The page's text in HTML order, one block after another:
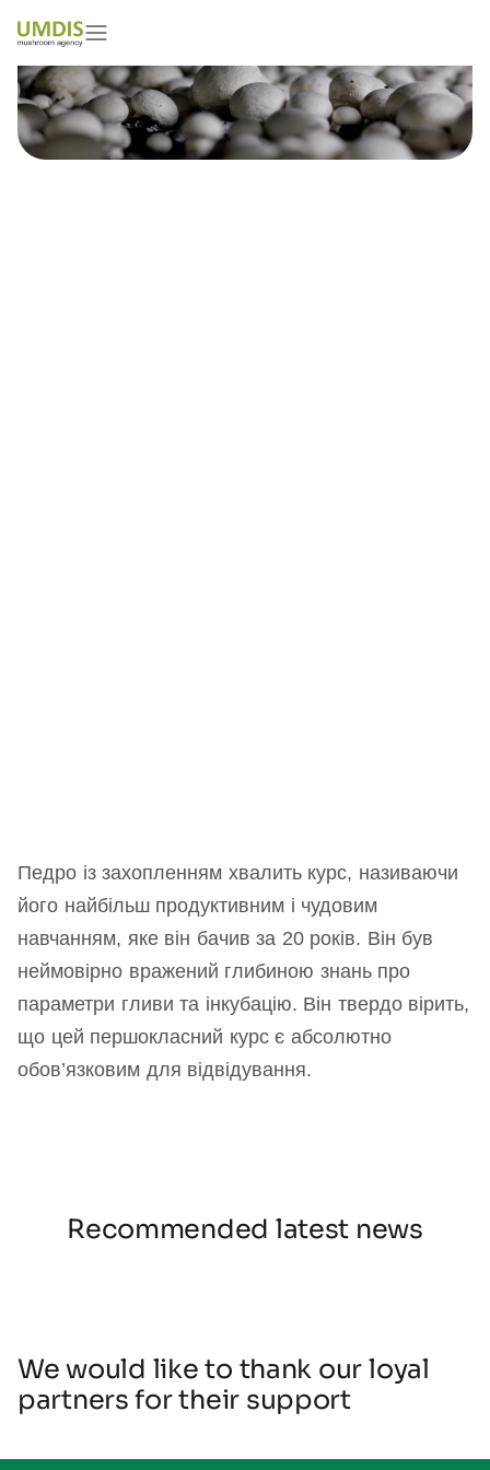
Педро із захопленням хвалить курс, називаючи
його найбільш продуктивним і чудовим
навчанням, яке він бачив за 20 років. Він був
неймовірно вражений глибиною знань про
параметри гливи та інкубацію. Він твердо вірить,
що цей першокласний курс є абсолютно
обов’язковим для відвідування.
Recommended latest news
We would like to thank our loyal
partners for their support